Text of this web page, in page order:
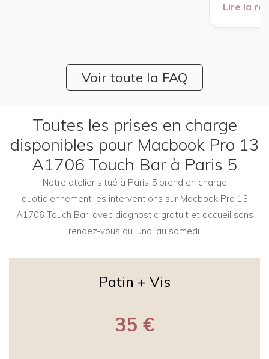
Lire la
Voir toute la FAQ
Toutes les prises en charge
disponibles pour Macbook Pro 13
A1706 Touch Bar à Paris 5
Notre atelier situé à Paris 5 prend en charge
quotidiennement les interventions sur Macbook Pro 13
A1706 Touch Bar, avec diagnostic gratuit et accueil sans
rendez-vous du lundi au samedi.
Patin + Vis
35 €